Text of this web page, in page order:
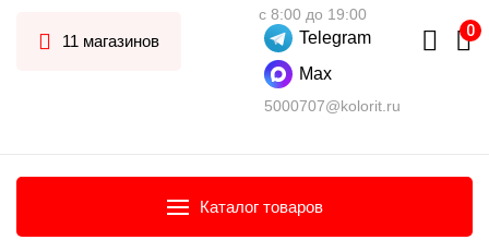
11 магазинов
с 8:00 до 19:00
Telegram
Max
5000707@kolorit.ru
Каталог товаров